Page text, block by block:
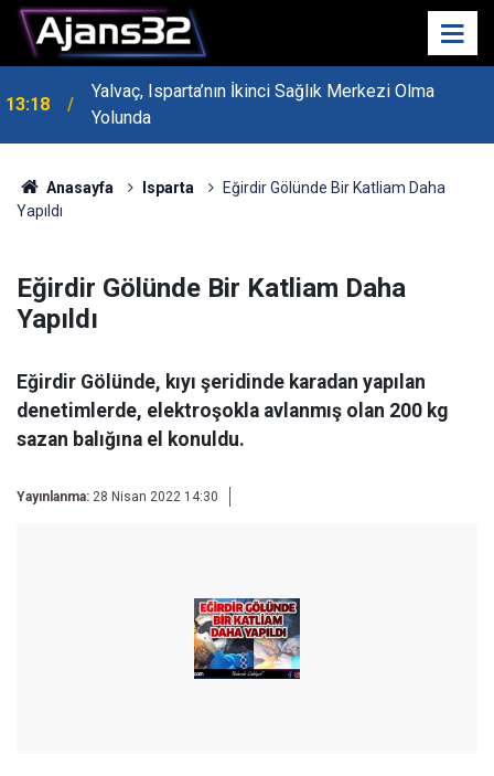
13:18
Yalvaç, Isparta’nın İkinci Sağlık Merkezi Olma
Yolunda
MHP Genel Başkan Yardımcısı Bayraktar Isparta’da
Konuştu
Anasayfa Isparta
Eğirdir Gölünde Bir Katliam Daha
Yapıldı
Eğirdir Gölünde Bir Katliam Daha
Yapıldı
Eğirdir Gölünde, kıyı şeridinde karadan yapılan
denetimlerde, elektroşokla avlanmış olan 200 kg
sazan balığına el konuldu.
Yayınlanma: 28 Nisan 2022 14:30